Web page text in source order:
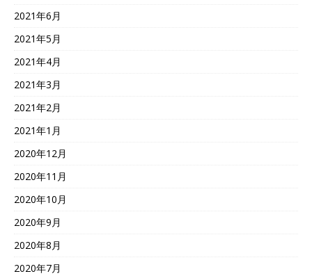
2021年6月
2021年5月
2021年4月
2021年3月
2021年2月
2021年1月
2020年12月
2020年11月
2020年10月
2020年9月
2020年8月
2020年7月